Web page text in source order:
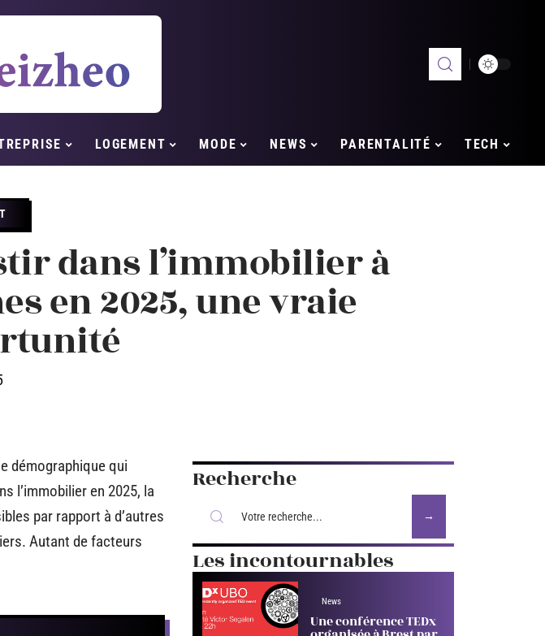
LOGEMENT MODE NEWS PARENTALITÉ TECH
dans l’immobilier à
en 2025, une vraie
démographique qui
l’immobilier en 2025, la
par rapport à d’autres
Autant de facteurs
Recherche
Les incontournables
News
Une conférence TEDx